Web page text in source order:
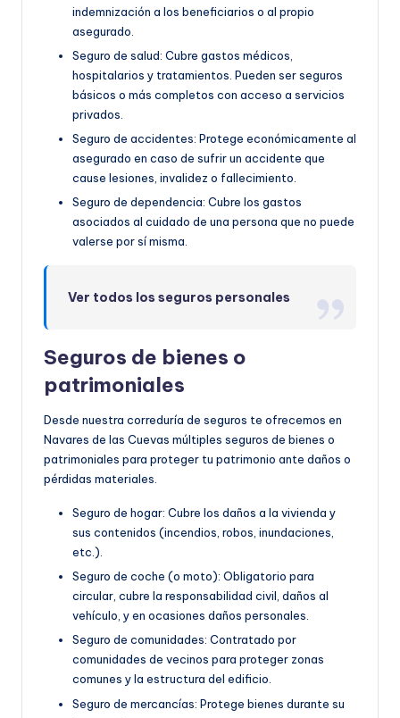
indemnización a los beneficiarios o al propio
asegurado.
Seguro de salud: Cubre gastos médicos,
hospitalarios y tratamientos. Pueden ser seguros
básicos o más completos con acceso a servicios
privados.
Seguro de accidentes: Protege económicamente al
asegurado en caso de sufrir un accidente que
cause lesiones, invalidez o fallecimiento.
Seguro de dependencia: Cubre los gastos
asociados al cuidado de una persona que no puede
valerse por sí misma.
Ver todos los seguros personales
Seguros de bienes o
patrimoniales
Desde nuestra correduría de seguros te ofrecemos en
Navares de las Cuevas múltiples seguros de bienes o
patrimoniales para proteger tu patrimonio ante daños o
pérdidas materiales.
Seguro de hogar: Cubre los daños a la vivienda y
sus contenidos (incendios, robos, inundaciones,
etc.).
Seguro de coche (o moto): Obligatorio para
circular, cubre la responsabilidad civil, daños al
vehículo, y en ocasiones daños personales.
Seguro de comunidades: Contratado por
comunidades de vecinos para proteger zonas
comunes y la estructura del edificio.
Seguro de mercancías: Protege bienes durante su